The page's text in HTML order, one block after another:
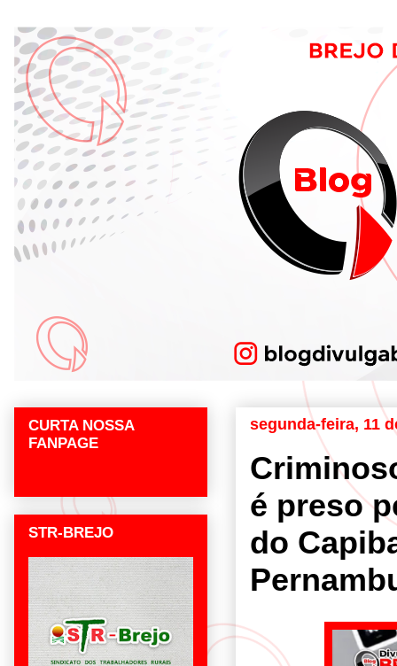
segunda-feira, 11
é preso
do
CURTA NOSSA
FANPAGE
STR-BREJO